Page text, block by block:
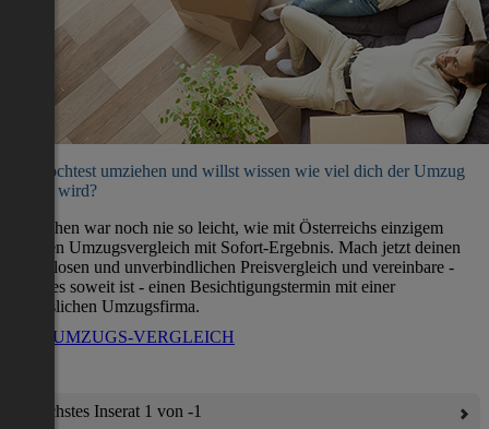
Du möchtest umziehen und willst wissen wie viel dich der Umzug
kosten wird?
Umziehen war noch nie so leicht, wie mit Österreichs einzigem
direkten Umzugsvergleich mit Sofort-Ergebnis. Mach jetzt deinen
kostenlosen und unverbindlichen Preisvergleich und vereinbare -
wenn es soweit ist - einen Besichtigungstermin mit einer
verlässlichen Umzugsfirma.
ZUM UMZUGS-VERGLEICH
Nächstes Inserat 1 von -1